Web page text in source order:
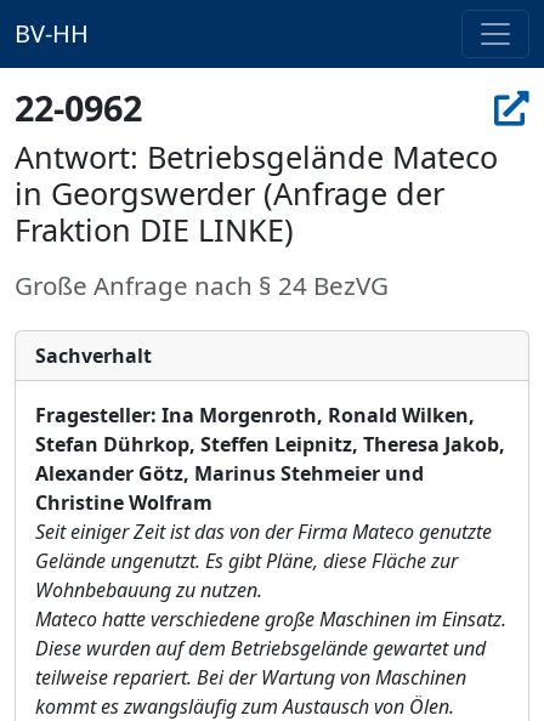
BV-HH
22-0962
Antwort: Betriebsgelände Mateco
in Georgswerder (Anfrage der
Fraktion DIE LINKE)
Große Anfrage nach § 24 BezVG
Sachverhalt
Fragesteller: Ina Morgenroth, Ronald Wilken,
Stefan Dührkop, Steffen Leipnitz, Theresa Jakob,
Alexander Götz, Marinus Stehmeier und
Christine Wolfram
Seit einiger Zeit ist das von der Firma Mateco genutzte
Gelände ungenutzt. Es gibt Pläne, diese Fläche zur
Wohnbebauung zu nutzen.
Mateco hatte verschiedene große Maschinen im Einsatz.
Diese wurden auf dem Betriebsgelände gewartet und
teilweise repariert. Bei der Wartung von Maschinen
kommt es zwangsläufig zum Austausch von Ölen.